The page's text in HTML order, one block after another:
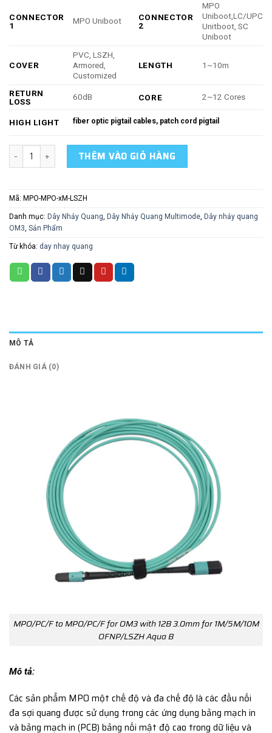
CONNECTOR
1
MPO Uniboot
CONNECTOR
2
MPO
Uniboot,LC/UPC
Unitboot, SC
Uniboot
COVER
PVC, LSZH,
Armored,
Customized
LENGTH 1~10m
RETURN
LOSS
60dB CORE 2~12 Cores
HIGH LIGHT fiber optic pigtail cables, patch cord pigtail
MPO/PC/F to MPO/PC/F for OM3 with 12B 3.0mm for 1M/5M/10M
THÊM VÀO GIỎ HÀNG
Mã: MPO-MPO-xM-LSZH
Danh mục: Dây Nhảy Quang Dây Nhảy Quang Multimode Dây nhảy quang
OM3 Sản Phẩm
Từ khóa: day nhay quang
MÔ TẢ
ĐÁNH GIÁ (0)
MPO/PC/F to MPO/PC/F for OM3 with 12B 3.0mm for 1M/5M/10M
OFNP/LSZH Aqua B
Mô tả:
Các sản phẩm MPO một chế độ và đa chế độ là các đầu nối
đa sợi quang được sử dụng trong các ứng dụng bảng mạch in
và bảng mạch in (PCB) bảng nối mật độ cao trong dữ liệu và